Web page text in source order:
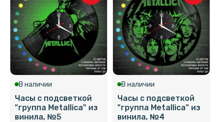
В наличии
Часы с подсветкой
"группа Metallica" из
винила, №5
В наличии
Часы с подсветкой
"группа Metallica" из
винила, №4